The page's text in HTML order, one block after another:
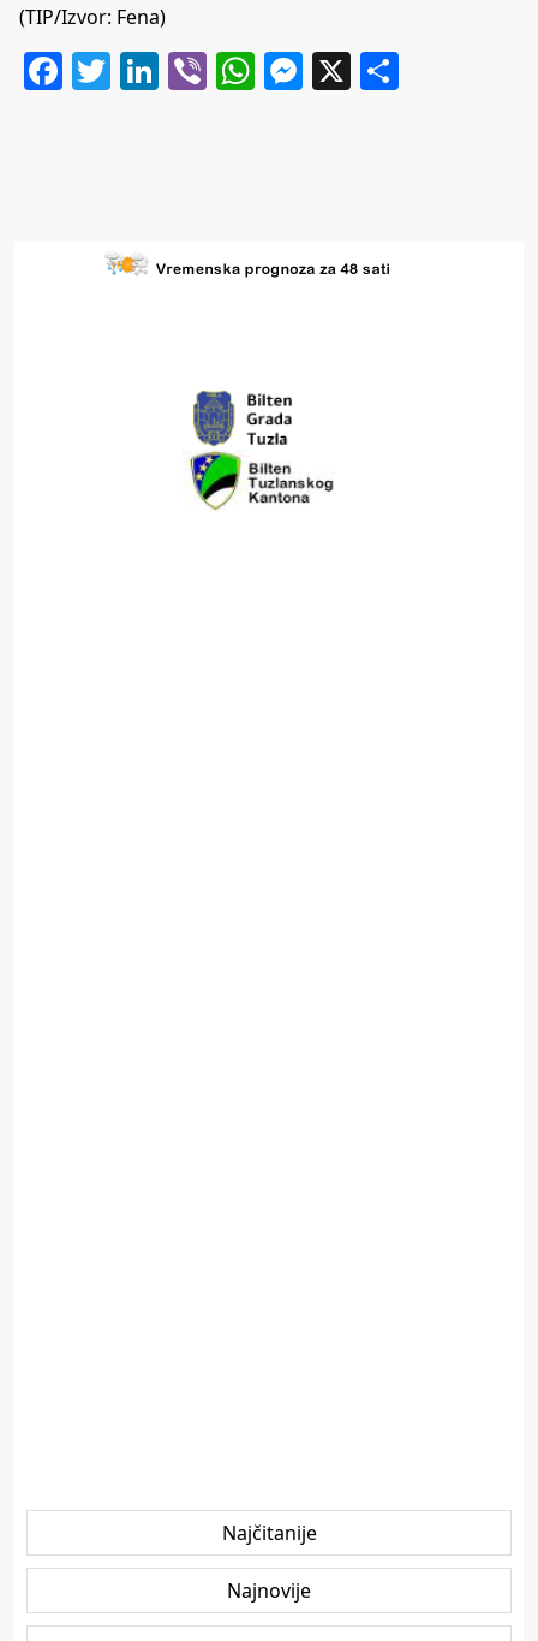
(TIP/Izvor: Fena)
Facebook
Twitter
LinkedIn
ViberWhatsApp
Messenger
X
Najčitanije
Najnovije